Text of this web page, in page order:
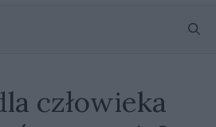
czło­wie­ka